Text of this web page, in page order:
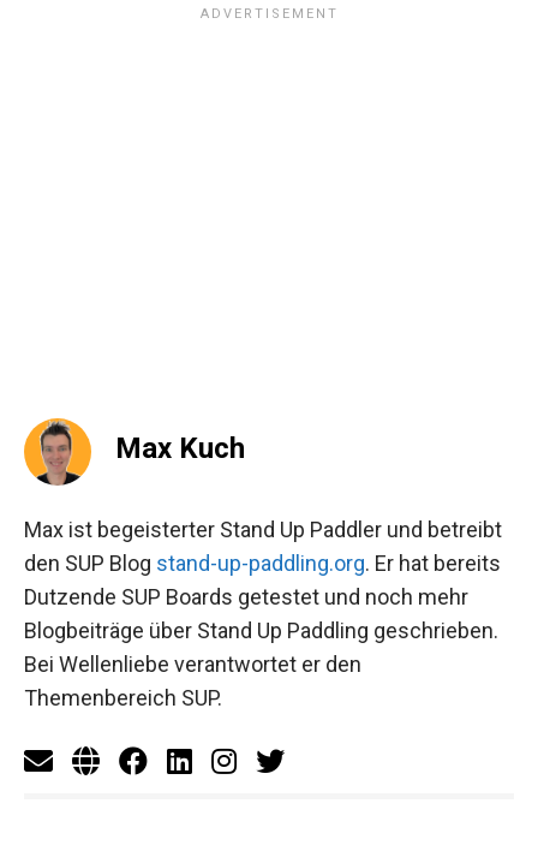
Max Kuch
Max ist begeisterter Stand Up Paddler und betreibt
den SUP Blog stand-up-paddling.org. Er hat bereits
Dutzende SUP Boards getestet und noch mehr
Blogbeiträge über Stand Up Paddling geschrieben.
Bei Wellenliebe verantwortet er den
Themenbereich SUP.